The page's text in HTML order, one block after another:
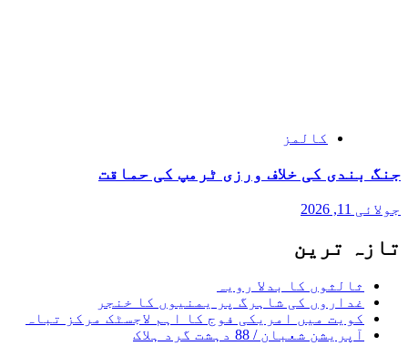
کالمز
جنگ بندی کی خلاف ورزی ٹرمپ کی حماقت
جولائی 11, 2026
تازہ ترین
ثالثوں کا بدلا رویہ
غداروں کی شاہرگ پر یمنیوں کا خنجر
کویت میں امریکی فوج کا اہم لاجسٹک مرکز تباہ
آپریشن شعبان / 88 دہشت گرد ہلاک